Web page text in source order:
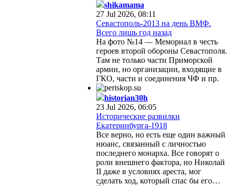
shikamama
27 Jul 2026, 08:11
Севастополь-2013 на день ВМФ.
Всего лишь год назад
На фото №14 — Мемориал в честь
героев второй обороны Севастополя.
Там не только части Приморской
армии, но организации, входящие в
ГКО, части и соединения ЧФ и пр.
historian30h
23 Jul 2026, 06:05
Исторические развилки
Екатеринбурга-1918
Все верно, но есть еще один важный
нюанс, связанный с личностью
последнего монарха. Все говорят о
роли внешнего фактора, но Николай
II даже в условиях ареста, мог
сделать ход, который спас бы его…